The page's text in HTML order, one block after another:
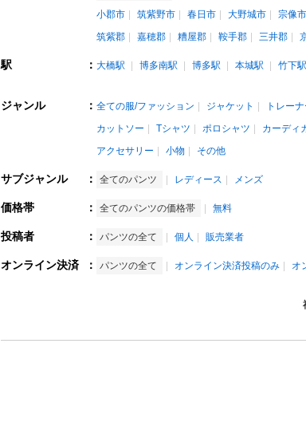
小郡市
筑紫野市 春日市 大野城市 宗像市
筑紫郡
嘉穂郡 糟屋郡 鞍手郡 三井郡
駅 ： 大橋駅 博多南駅 博多駅 本城駅 竹下駅
ジャンル ： 全ての服/ファッション ジャケット トレー
カットソー
Tシャツ ポロシャツ カーディ
アクセサリー
小物 その他
サブジャンル ： 全てのパンツ レディース メンズ
価格帯 ： 全てのパンツの価格帯 無料
投稿者 ： パンツの全て 個人 販売業者
オンライン決済 ： パンツの全て オンライン決済投稿のみ オ